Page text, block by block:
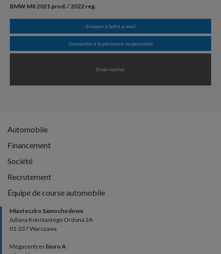
BMW M8 2021 prod. / 2022 reg.
Envoyer à boîte e-mail
Demander à la personne responsable
Essai routier
Automobile
Financement
Société
Recrutement
Équipe de course automobile
Miasteczko Samochodowe
Juliana Konstantego Ordona 2A
01-237 Warszawa
Mégacentres biuro A